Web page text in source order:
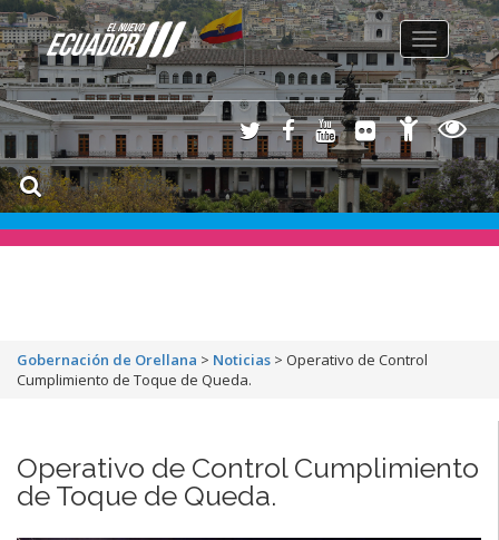
Toggle
navigation
Gobernación de Orellana > Noticias > Operativo de Control
Cumplimiento de Toque de Queda.
Operativo de Control Cumplimiento
de Toque de Queda.